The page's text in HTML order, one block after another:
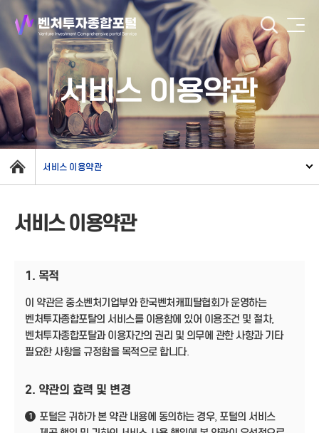
서비스 이용약관
서비스 이용약관
서비스 이용약관
1. 목적
이 약관은 중소벤처기업부와 한국벤처캐피탈협회가 운영하는
벤처투자종합포탈의 서비스를 이용함에 있어 이용조건 및 절차,
벤처투자종합포탈과 이용자간의 권리 및 의무에 관한 사항과 기타
필요한 사항을 규정함을 목적으로 합니다.
2. 약관의 효력 및 변경
1
포털은 귀하가 본 약관 내용에 동의하는 경우, 포털의 서비스